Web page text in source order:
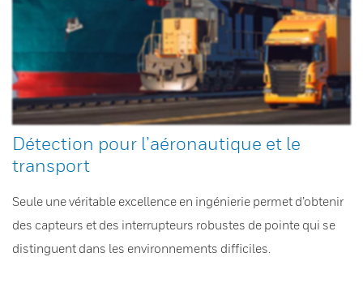
Détection pour l’aéronautique et le
transport
Seule une véritable excellence en ingénierie permet d’obtenir
des capteurs et des interrupteurs robustes de pointe qui se
distinguent dans les environnements difficiles.